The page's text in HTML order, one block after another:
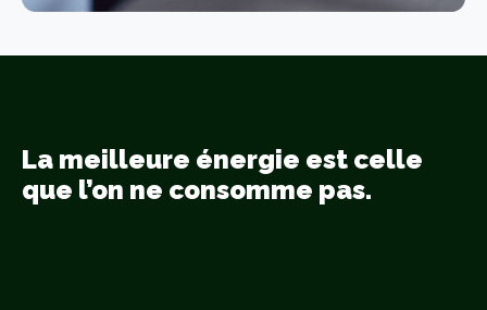
La meilleure énergie est celle
que l’on ne consomme pas.